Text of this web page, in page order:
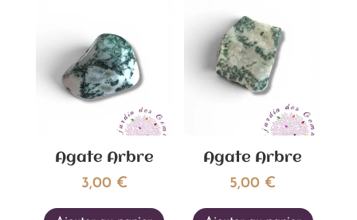
Agate Arbre
3,00 €
Agate Arbre
5,00 €